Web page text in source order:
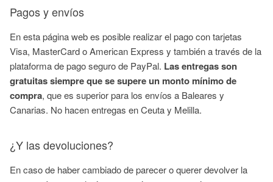
Pagos y envíos
En esta página web es posible realizar el pago con tarjetas
Visa, MasterCard o American Express y también a través de la
plataforma de pago seguro de PayPal. Las entregas son
gratuitas siempre que se supere un monto mínimo de
compra, que es superior para los envíos a Baleares y
Canarias. No hacen entregas en Ceuta y Melilla.
¿Y las devoluciones?
En caso de haber cambiado de parecer o querer devolver la